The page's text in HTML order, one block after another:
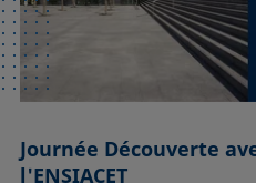
Journée Découverte
l'ENSIACET